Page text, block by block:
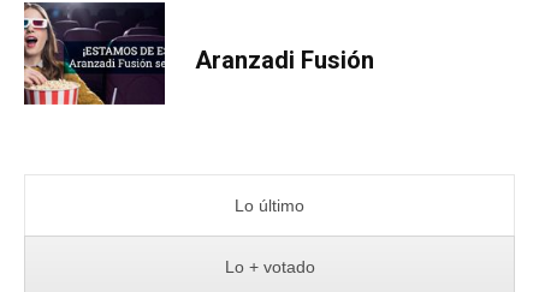
Aranzadi Fusión
Lo último
Lo + votado